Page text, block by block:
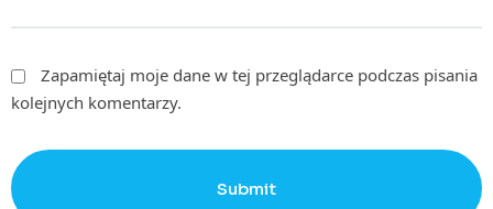
Zapamiętaj moje dane w tej przeglądarce podczas pisania
kolejnych komentarzy.
Submit